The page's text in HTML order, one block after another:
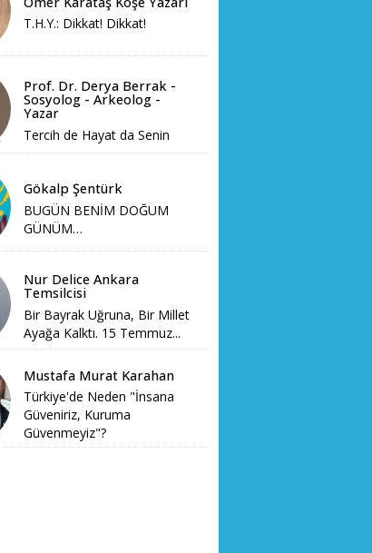
T.H.Y.: Dikkat! Dikkat!
Prof. Dr. Derya Berrak -
Sosyolog - Arkeolog -
Yazar
Tercih de Hayat da Senin
Gökalp Şentürk
BUGÜN BENİM DOĞUM
GÜNÜM…
Nur Delice Ankara
Temsilcisi
Bir Bayrak Uğruna, Bir Millet
Ayağa Kalktı. 15 Temmuz...
Mustafa Murat Karahan
Türkiye'de Neden "İnsana
Güveniriz, Kuruma
Güvenmeyiz"?